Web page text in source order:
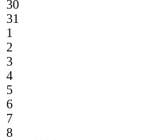
30
31
1
2
3
4
5
6
7
8